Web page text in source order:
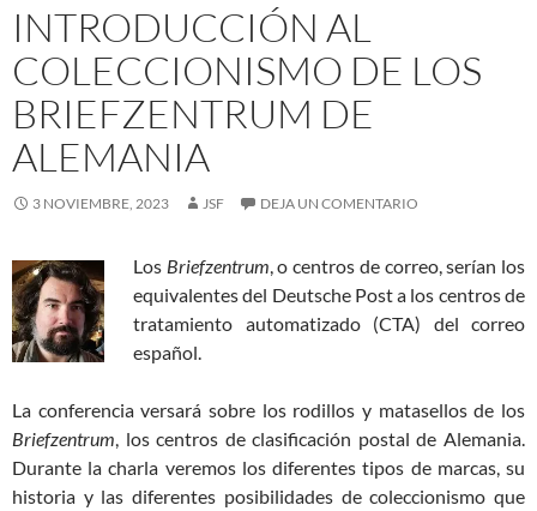
INTRODUCCIÓN AL
COLECCIONISMO DE LOS
BRIEFZENTRUM DE
ALEMANIA
3 NOVIEMBRE, 2023 JSF DEJA UN COMENTARIO
Los Briefzentrum, o centros de correo, serían los
equivalentes del Deutsche Post a los centros de
tratamiento automatizado (CTA) del correo
español.
La conferencia versará sobre los rodillos y matasellos de los
Briefzentrum, los centros de clasificación postal de Alemania.
Durante la charla veremos los diferentes tipos de marcas, su
historia y las diferentes posibilidades de coleccionismo que